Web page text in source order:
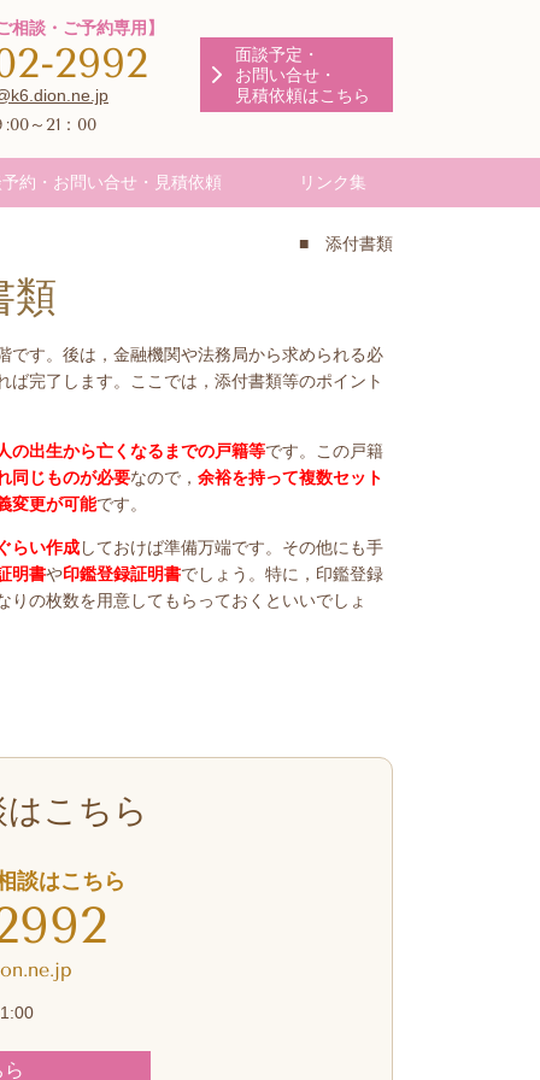
相談・ご予約専用】
2992
:00～21：00
面談予定・
お問い合せ・
見積依頼はこちら
約・お問い合せ・見積依頼 リンク集
■ 添付書類
です。後は，金融機関や法務局から求められる必
完了します。ここでは，添付書類等のポイント
の出生から亡くなるまでの戸籍等です。この戸籍
同じものが必要なので， 余裕を持って複数セット
変更が可能です。
らい作成しておけば準備万端です。その他にも手
明書や印鑑登録証明書でしょう。特に，印鑑登録
の枚数を用意してもらっておくといいでしょ
こちら
談はこちら